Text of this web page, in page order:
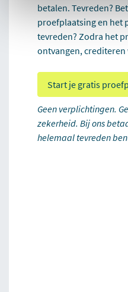
betalen. Tevreden?
proefplaatsing en het
tevreden? Zodra het
ontvangen,
Start je gratis
Geen verplichtingen.
zekerheid. Bij ons
helemaal tevreden